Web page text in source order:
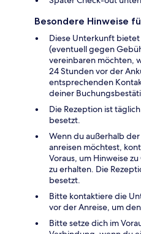
Besondere Hinweise
Diese Unterkunft bietet
(eventuell gegen
vereinbaren möchten,
24 Stunden vor der
entsprechenden
deiner
Die Rezeption ist
besetzt.
Wenn du außerhalb
anreisen möchtest,
Voraus, um Hinweise
zu erhalten. Die
besetzt.
Bitte kontaktiere die
vor der Anreise, um
Bitte setze dich im